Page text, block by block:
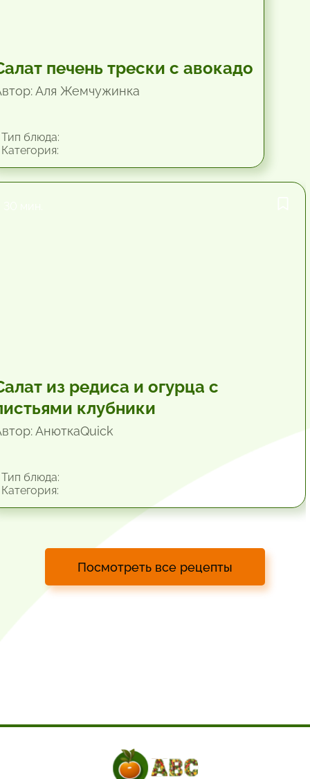
печень трески с авокадо
Аля Жемчужинка
блюда:
из редиса и огурца с
клубники
АнюткаQuiсk
блюда:
Посмотреть все рецепты